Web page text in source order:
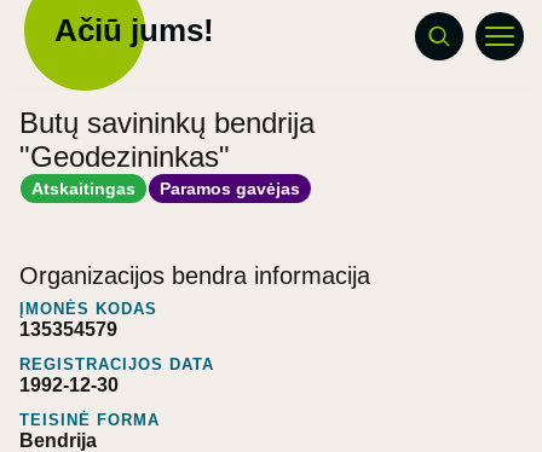
Ačiū jums!
Butų savininkų bendrija
"Geodezininkas"
Atskaitingas Paramos gavėjas
Organizacijos bendra informacija
ĮMONĖS KODAS
135354579
REGISTRACIJOS DATA
1992-12-30
TEISINĖ FORMA
Bendrija